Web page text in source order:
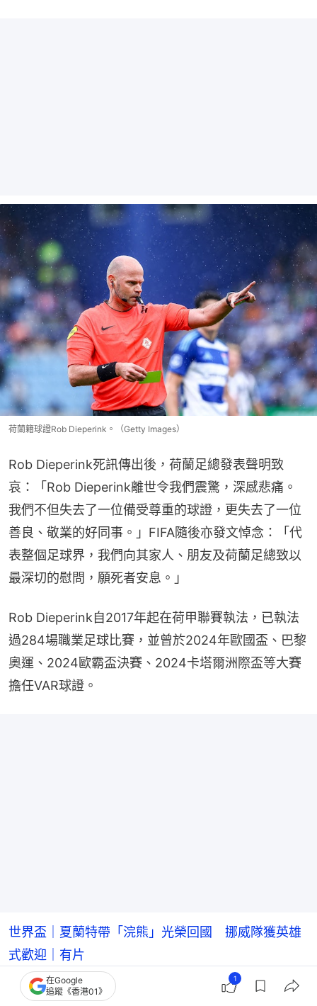
荷蘭籍球證Rob Dieperink。（Getty Images）
Rob Dieperink死訊傳出後，荷蘭足總發表聲明致
哀：「Rob Dieperink離世令我們震驚，深感悲痛。
我們不但失去了一位備受尊重的球證，更失去了一位
善良、敬業的好同事。」FIFA隨後亦發文悼念：「代
表整個足球界，我們向其家人、朋友及荷蘭足總致以
最深切的慰問，願死者安息。」
Rob Dieperink自2017年起在荷甲聯賽執法，已執法
過284場職業足球比賽，並曾於2024年歐國盃、巴黎
奧運、2024歐霸盃決賽、2024卡塔爾洲際盃等大賽
擔任VAR球證。
世界盃｜夏蘭特帶「浣熊」光榮回國 挪威隊獲英雄
式歡迎｜有片
世界盃｜阿根廷獲FIFA「關照」惹議 近480萬網民
在Google
追蹤《香港01》
1